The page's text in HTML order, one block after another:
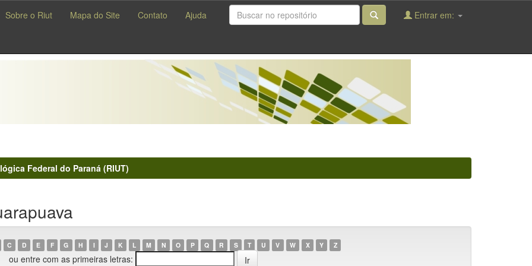
Sobre o Riut Mapa do Site Contato Ajuda Entrar em:
Federal do Paraná (RIUT)
C D E F G H I J K L M N O P Q R S T U V W X Y Z
ou entre com as primeiras letras: